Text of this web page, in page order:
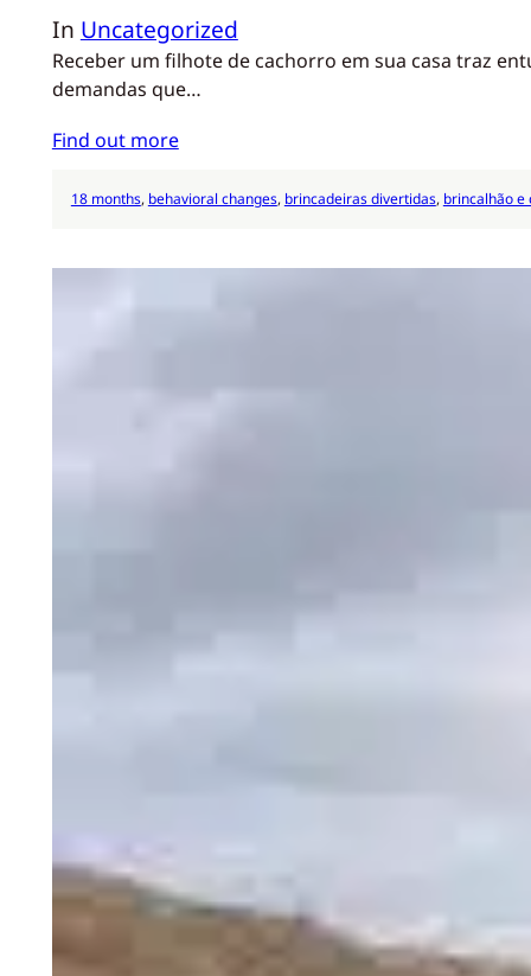
In Uncategorized
Receber um filhote de cachorro em sua casa traz
demandas que…
Find out more
18 months, behavioral changes, brincadeiras divertidas, brincalhão e